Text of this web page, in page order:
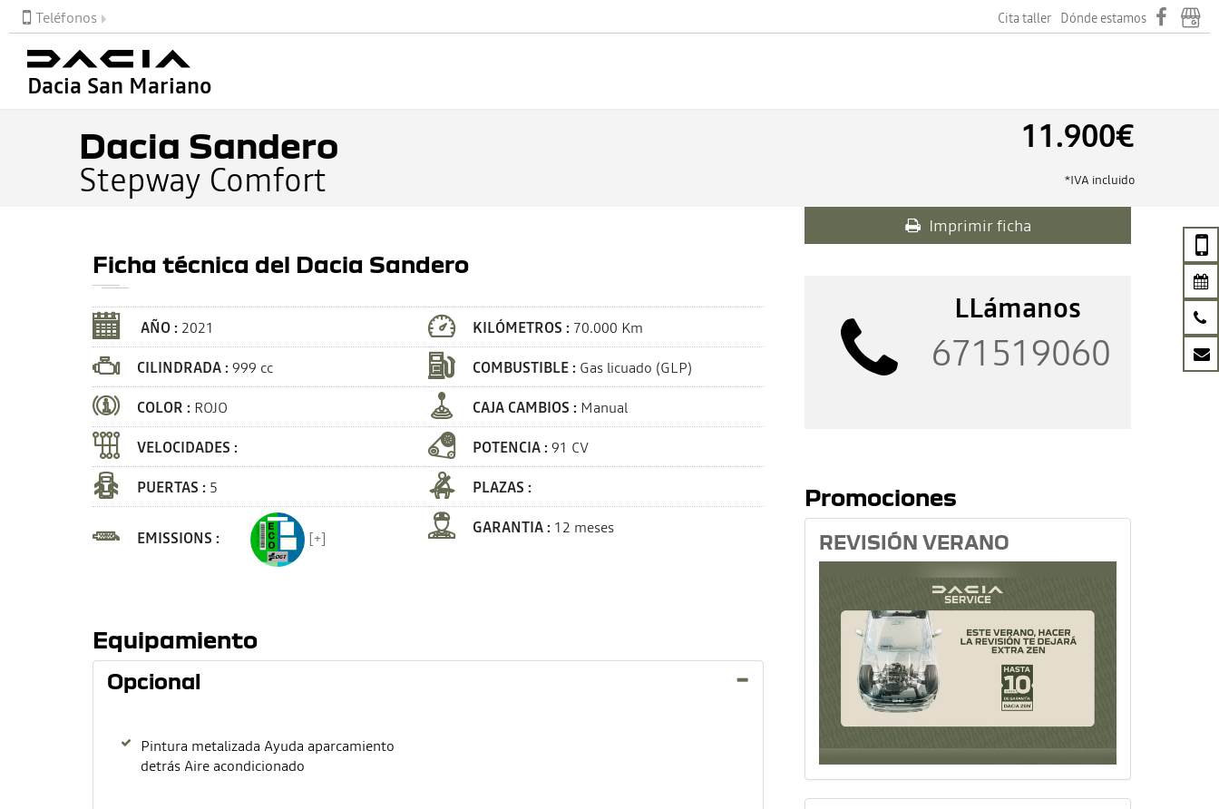
Teléfonos Cita taller Dónde estamos
Dacia San Mariano
Dacia Sandero
Stepway Comfort
11.900€
*IVA incluido
Ficha técnica del Dacia Sandero
AÑO : 2021 KILÓMETROS : 70.000 Km
CILINDRADA :999 cc COMBUSTIBLE : Gas licuado (GLP)
COLOR : ROJO CAJA CAMBIOS : Manual
VELOCIDADES :
POTENCIA :91 CV
PUERTAS : 5 PLAZAS :
EMISSIONS : [+]
GARANTIA : 12 meses
Equipamiento
Opcional
Pintura metalizada Ayuda aparcamiento
detrás Aire acondicionado
Imprimir ficha
LLámanos
671519060
Promociones
REVISIÓN VERANO